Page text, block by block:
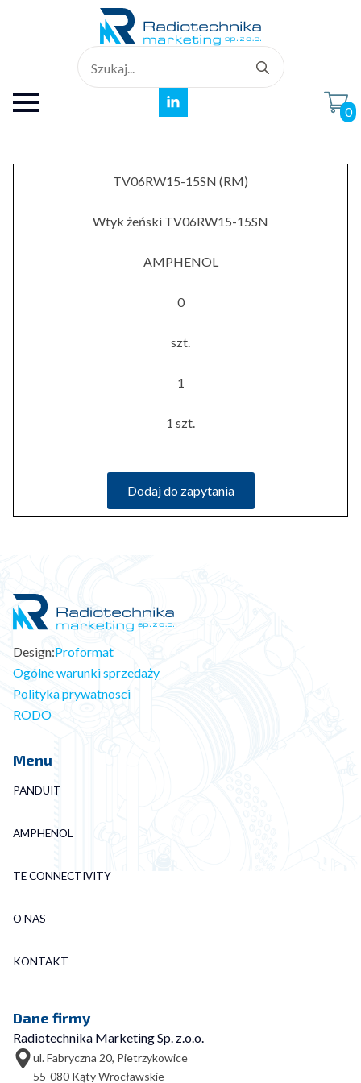
for:
0
TV06RW15-15SN (RM)
Wtyk żeński TV06RW15-15SN
AMPHENOL
0
szt.
1
1 szt.
Dodaj do zapytania
Design:Proformat
Ogólne warunki sprzedaży
Polityka prywatnosci
RODO
Menu
PANDUIT
AMPHENOL
TE CONNECTIVITY
O NAS
KONTAKT
Dane firmy
Radiotechnika Marketing Sp. z.o.o.
ul. Fabryczna 20, Pietrzykowice
55-080 Kąty Wrocławskie